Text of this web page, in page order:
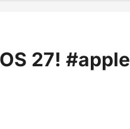
27! #apple